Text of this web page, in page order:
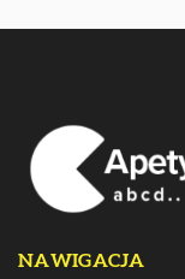
NAWIGACJA